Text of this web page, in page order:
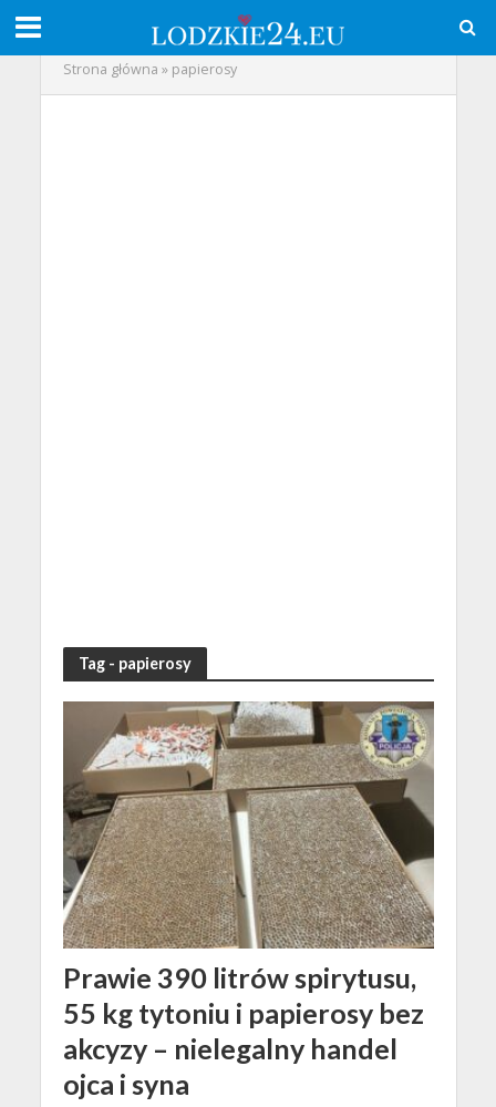
Strona główna » papierosy
Tag - papierosy
Prawie 390 litrów spirytusu,
55 kg tytoniu i papierosy bez
akcyzy – nielegalny handel
ojca i syna